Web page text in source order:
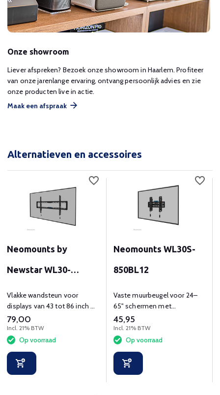
Onze showroom
Liever afspreken? Bezoek onze showroom in Haarlem. Profiteer
van onze jarenlange ervaring, ontvang persoonlijk advies en zie
onze producten live in actie.
Maak een afspraak
Alternatieven en accessoires
Neomounts by
Newstar WL30-
550BL18
Vlakke wandsteun voor
displays van 43 tot 86 inch en
tot 70 kg
79,00
Incl. 21% BTW
Op voorraad
Neomounts WL30S-
850BL12
Vaste muurbeugel voor 24–
65" schermen met
magnetisch
montagesysteem.
45,95
Incl. 21% BTW
Op voorraad